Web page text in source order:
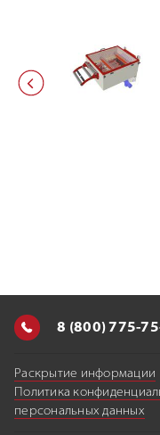
8 (800) 775-
Раскрытие информации
Политика
персональных данных